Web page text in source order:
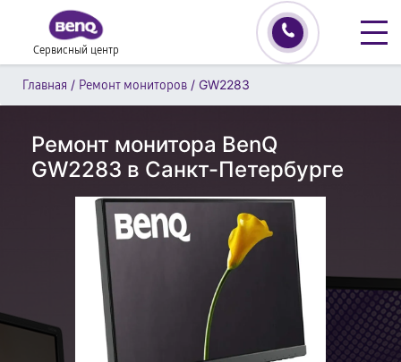
Сервисный центр
Главная / Ремонт мониторов / GW2283
Ремонт монитора BenQ
GW2283 в Санкт-Петербурге